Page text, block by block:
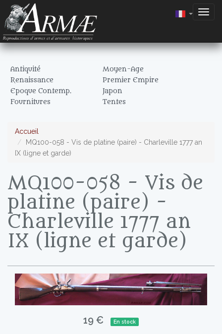
Antiquité
Moyen-Age
Renaissance
Premier Empire
Epoque Contemp.
Japon
Fournitures
Tentes
Accueil
MQ100-058 - Vis de platine (paire) - Charleville 1777 an
IX (ligne et garde)
MQ100-058 - Vis de
platine (paire) -
Charleville 1777 an
IX (ligne et garde)
19 € En stock